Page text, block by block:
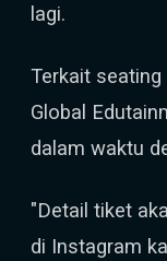
lagi.
Terkait seating
Global
dalam waktu
"Detail tiket
di Instagram